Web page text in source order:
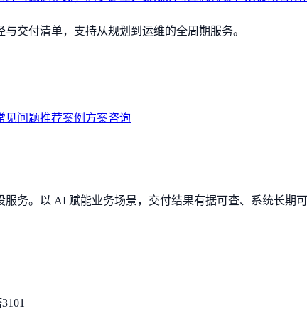
交付清单，支持从规划到运维的全周期服务。
见问题推荐案例 方案咨询
务。以 AI 赋能业务场景，交付结果有据可查、系统长期